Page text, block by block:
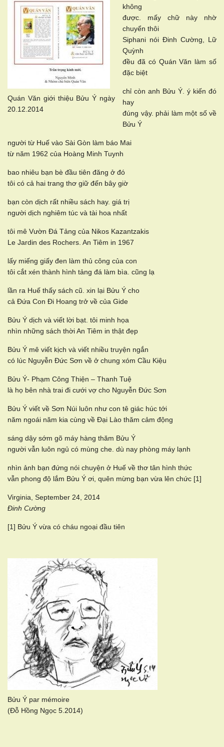
Quán Văn giới thiệu Bửu Ý ngày
20.12.2014
không
được. mấy chữ này nhờ
chuyển thôi
Siphani nói Đinh Cường, Lữ
Quỳnh
đều đã có Quán Văn làm số
đặc biệt
chỉ còn anh Bửu Ý. ý kiến đó
hay
đúng vậy. phải làm một số về
Bửu Ý
người từ Huế vào Sài Gòn làm báo Mai
từ năm 1962 của Hoàng Minh Tuynh
bao nhiêu bạn bè đầu tiên đăng ở đó
tôi có cả hai trang thơ giữ đến bây giờ
bạn còn dịch rất nhiều sách hay. giá trị
người dịch nghiêm túc và tài hoa nhất
tôi mê Vườn Đá Tảng của Nikos Kazantzakis
Le Jardin des Rochers. An Tiêm in 1967
lấy miếng giấy đen làm thủ công của con
tôi cắt xén thành hình tảng đá làm bìa. cũng lạ
lần ra Huế thấy sách cũ. xin lại Bửu Ý cho
cả Đứa Con Đi Hoang trở về của Gide
Bửu Ý dịch và viết lời bạt. tôi minh họa
nhìn những sách thời An Tiêm in thật đẹp
Bửu Ý mê viết kịch và viết nhiều truyện ngắn
có lúc Nguyễn Đức Sơn về ở chung xóm Cầu Kiệu
Bửu Ý- Phạm Công Thiện – Thanh Tuệ
là họ bên nhà trai đi cưới vợ cho Nguyễn Đức Sơn
Bửu Ý viết về Sơn Núi luôn như con tê giác húc tới
năm ngoái năm kia cùng về Đại Lào thăm cảm động
sáng dậy sớm gõ máy hàng thăm Bửu Ý
người vẫn luôn ngủ có mùng che. dù nay phòng máy lạnh
nhìn ảnh bạn đứng nói chuyện ở Huế về thơ tân hình thức
vẫn phong độ lắm Bửu Ý ơi, quên mừng bạn vừa lên chức [1]
Virginia, September 24, 2014
Đinh Cường
[1] Bửu Ý vừa có cháu ngoại đầu tiên
Bửu Ý par mémoire
(Đỗ Hồng Ngọc 5.2014)